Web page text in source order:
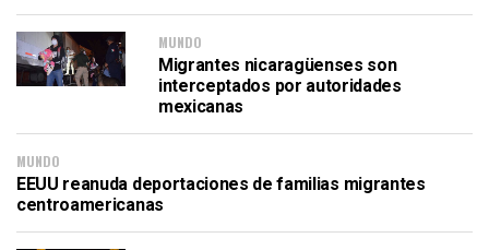
MUNDO
Migrantes nicaragüenses son
interceptados por autoridades
mexicanas
MUNDO
EEUU reanuda deportaciones de familias migrantes
centroamericanas